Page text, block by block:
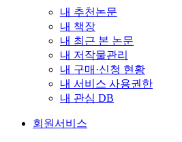
내 추천논문
내 책장
내 최근 본 논문
내 저작물관리
내 구매·신청 현황
내 서비스 사용권한
내 관심 DB
회원서비스